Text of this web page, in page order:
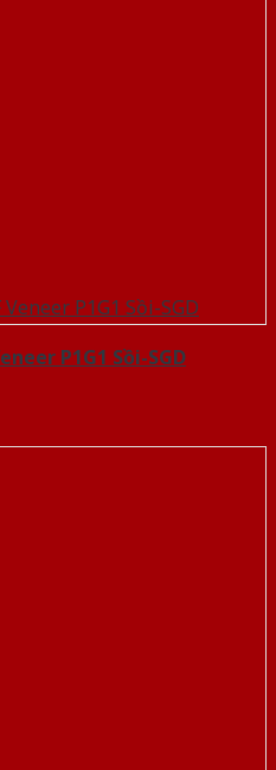
P1G1 Sồi-SGD